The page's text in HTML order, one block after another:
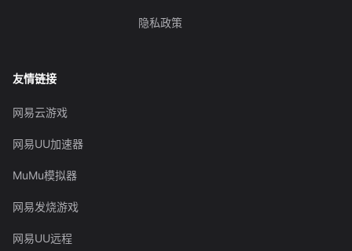
隐私政策
友情链接
网易云游戏
网易UU加速器
MuMu模拟器
网易发烧游戏
网易UU远程